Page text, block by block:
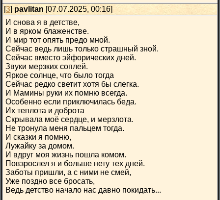
[3] pavlitan [07.07.2025, 00:16]
И снова я в детстве,
И в ярком блаженстве.
И мир тот опять предо мной.
Сейчас ведь лишь только страшный зной.
Сейчас вместо эйфорических дней.
Звуки мерзких соплей.
Яркое солнце, что было тогда
Сейчас редко светит хотя бы слегка.
И Мамины руки их помню всегда.
Особенно если приключилась беда.
Их теплота и доброта
Скрывала моё сердце, и мерзлота.
Не тронула меня пальцем тогда.
И сказки я помню,
Лужайку за домом.
И вдруг моя жизнь пошла комом.
Повзрослел я и больше нету тех дней.
Заботы пришли, а с ними не смей,
Уже поздно все бросать,
Ведь детство начало нас давно покидать...